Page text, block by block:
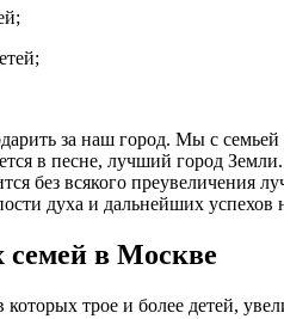
за наш город. Мы с
в песне, лучший город
без всякого
духа и дальнейших
семей в Москве
трое и более детей,